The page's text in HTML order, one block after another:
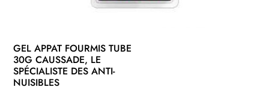
GEL APPAT FOURMIS TUBE
30G CAUSSADE, LE
SPÉCIALISTE DES ANTI-
NUISIBLES